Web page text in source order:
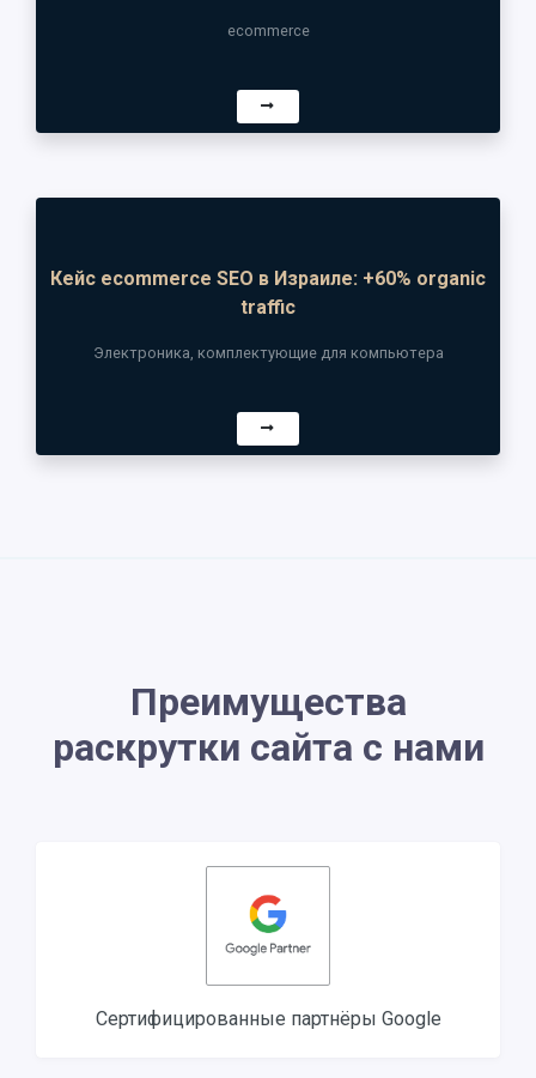
ecommerce
Кейс ecommerce SEO в Израиле: +60% organic
traffic
Электроника, комплектующие для компьютера
Преимущества
раскрутки сайта с нами
Сертифицированные партнёры Google